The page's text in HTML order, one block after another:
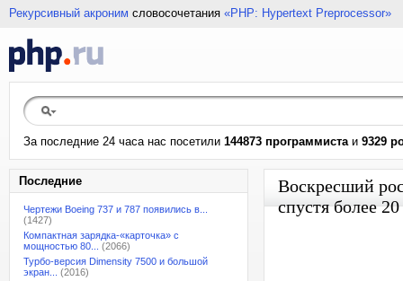
Рекурсивный акроним словосочетания «PHP: Hypertext Preprocessor»
За последние 24 часа нас посетили 144873 программистаи 9329
Последние
Чертежи Boeing 737 и 787 появились в...
(1427)
Компактная зарядка-«карточка» с
мощностью 80...
(2066)
Турбо-версия Dimensity 7500 и большой
экран...
(2016)
Воскресший
спустя более